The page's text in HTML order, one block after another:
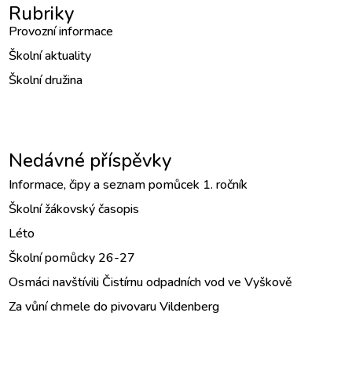
Rubriky
Provozní informace
Školní aktuality
Školní družina
Nedávné příspěvky
Informace, čipy a seznam pomůcek 1. ročník
Školní žákovský časopis
Léto
Školní pomůcky 26-27
Osmáci navštívili Čistírnu odpadních vod ve Vyškově
Za vůní chmele do pivovaru Vildenberg